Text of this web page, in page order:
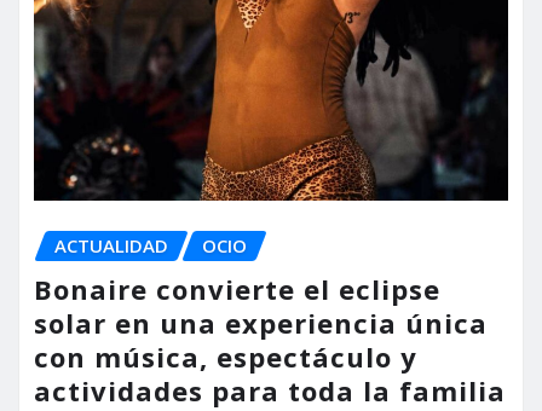
ACTUALIDAD OCIO
Bonaire convierte el eclipse
solar en una experiencia única
con música, espectáculo y
actividades para toda la familia